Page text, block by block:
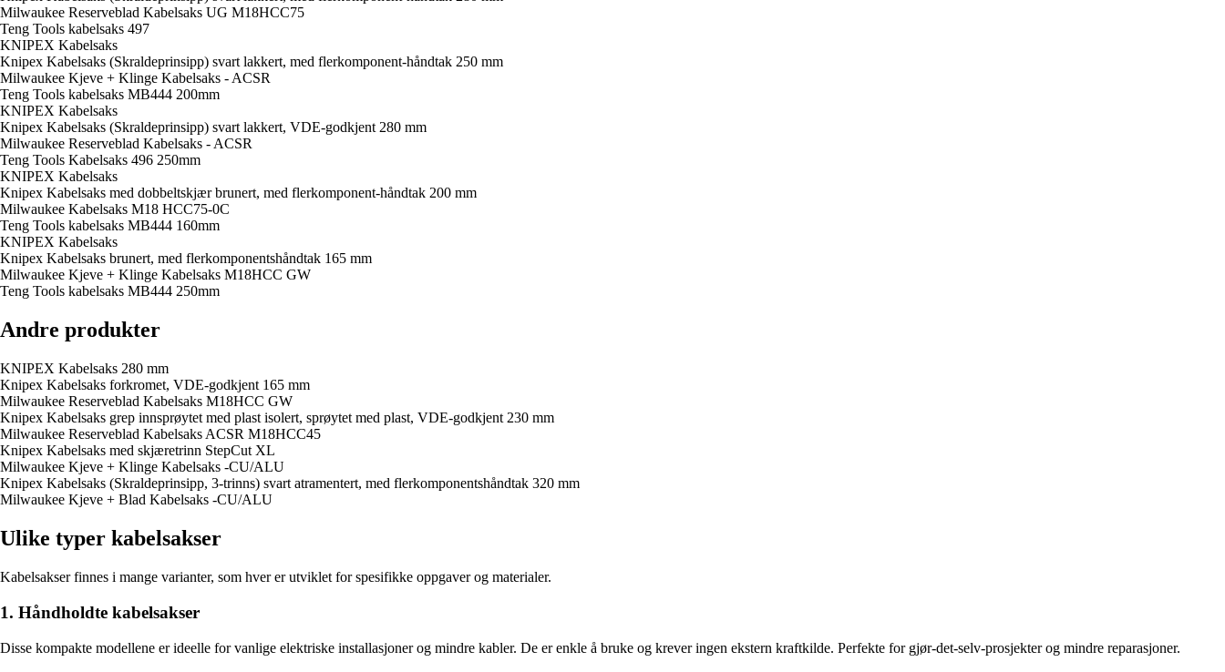
Milwaukee Reserveblad Kabelsaks UG M18HCC75
Teng Tools kabelsaks 497
KNIPEX Kabelsaks
Knipex Kabelsaks (Skraldeprinsipp) svart lakkert, med flerkomponent-håndtak 250 mm
Milwaukee Kjeve + Klinge Kabelsaks - ACSR
Teng Tools kabelsaks MB444 200mm
KNIPEX Kabelsaks
Knipex Kabelsaks (Skraldeprinsipp) svart lakkert, VDE-godkjent 280 mm
Milwaukee Reserveblad Kabelsaks - ACSR
Teng Tools Kabelsaks 496 250mm
KNIPEX Kabelsaks
Knipex Kabelsaks med dobbeltskjær brunert, med flerkomponent-håndtak 200 mm
Milwaukee Kabelsaks M18 HCC75-0C
Teng Tools kabelsaks MB444 160mm
KNIPEX Kabelsaks
Knipex Kabelsaks brunert, med flerkomponentshåndtak 165 mm
Milwaukee Kjeve + Klinge Kabelsaks M18HCC GW
Teng Tools kabelsaks MB444 250mm
Andre produkter
KNIPEX Kabelsaks 280 mm
Knipex Kabelsaks forkromet, VDE-godkjent 165 mm
Milwaukee Reserveblad Kabelsaks M18HCC GW
Knipex Kabelsaks grep innsprøytet med plast isolert, sprøytet med plast, VDE-godkjent 230 mm
Milwaukee Reserveblad Kabelsaks ACSR M18HCC45
Knipex Kabelsaks med skjæretrinn StepCut XL
Milwaukee Kjeve + Klinge Kabelsaks -CU/ALU
Knipex Kabelsaks (Skraldeprinsipp, 3-trinns) svart atramentert, med flerkomponentshåndtak 320 mm
Milwaukee Kjeve + Blad Kabelsaks -CU/ALU
Ulike typer kabelsakser
Kabelsakser finnes i mange varianter, som hver er utviklet for spesifikke oppgaver og materialer.
1. Håndholdte kabelsakser
Disse kompakte modellene er ideelle for vanlige elektriske installasjoner og mindre kabler. De er enkle å bruke og krever ingen ekstern kraftkilde. Perfekte for gjør-det-selv-prosjekter og mindre reparasjoner.